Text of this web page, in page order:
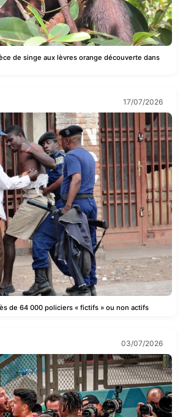
de singe aux lèvres orange découverte dans
17/07/2026
de 64 000 policiers « fictifs » ou non actifs
03/07/2026